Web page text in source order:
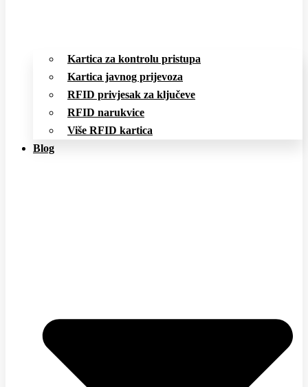
Kartica za kontrolu pristupa
Kartica javnog prijevoza
RFID privjesak za ključeve
RFID narukvice
Više RFID kartica
Blog